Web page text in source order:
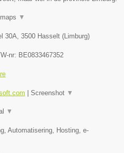
▼
30A, 3500 Hasselt (Limburg)
nr: BE0833467352
Screenshot ▼
▼
Automatisering, Hosting, e-